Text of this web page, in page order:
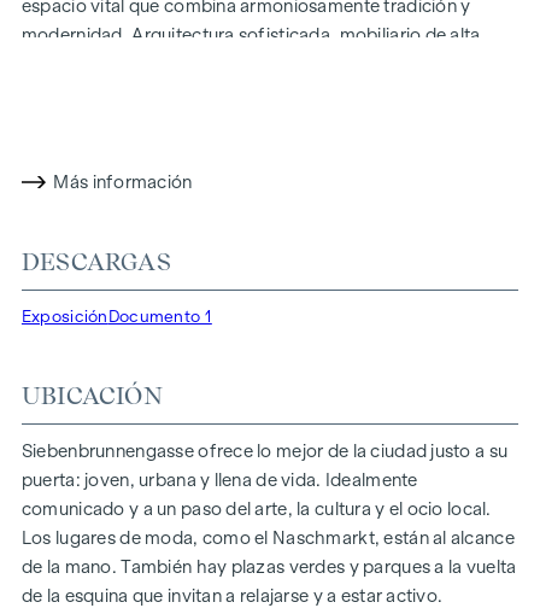
espacio vital que combina armoniosamente tradición y
modernidad. Arquitectura sofisticada, mobiliario de alta
CON ATENCIÓN AL DETALLE
flexibles y equipamiento de alta calidad: finos suelos de
superiores garantizan un agradable clima interior. Espacios
habitables listos para contar su historia. Ya sea balcón,
terraza o jardín, los generosos espacios abiertos de este
proyecto de nueva construcción le ofrecen un refugio
privado para respirar hondo. Disfrute de la mañana con una
taza de café o de la noche con una copa de vino: su retiro
personal le espera.
Más información
DESCARGAS
Exposición Documento 1
UBICACIÓN
Siebenbrunnengasse ofrece lo mejor de la ciudad justo a su
puerta: joven, urbana y llena de vida. Idealmente
comunicado y a un paso del arte, la cultura y el ocio local.
Los lugares de moda, como el Naschmarkt, están al alcance
de la mano. También hay plazas verdes y parques a la vuelta
de la esquina que invitan a relajarse y a estar activo.